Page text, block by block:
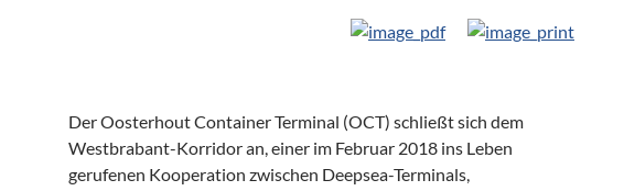
Der Oosterhout Container Terminal (OCT) schließt sich dem
Westbrabant-Korridor an, einer im Februar 2018 ins Leben
gerufenen Kooperation zwischen Deepsea-Terminals,